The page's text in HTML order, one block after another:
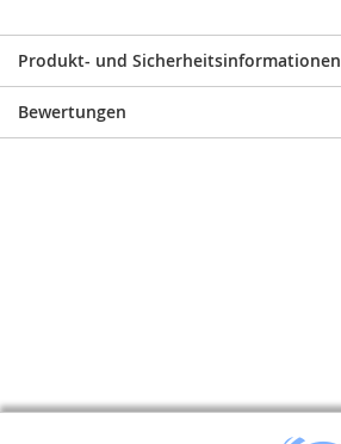
Produkt- und Sicherheitsinformationen
Bewertungen